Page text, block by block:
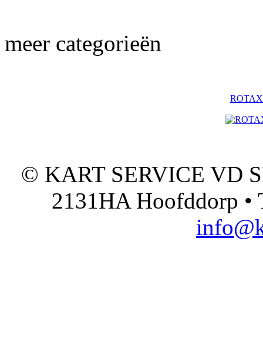
meer categorieën
ROTAX
© KART SERVICE VD
2131HA Hoofddorp •